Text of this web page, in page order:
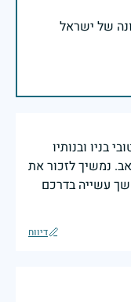
של ישראל
בניו ובנותיו
נמשיך לזכור את
עשייה בדרכם
דיווח